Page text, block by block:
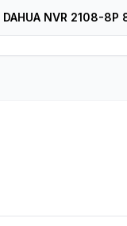
DAHUA NVR 2108-